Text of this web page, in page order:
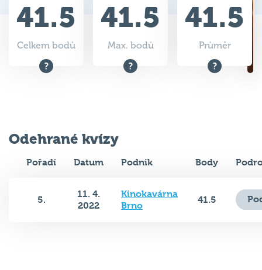
41.5
Celkem bodů
41.5
Max. bodů
41.5
Průměr
Odehrané kvízy
Pořadí Datum Podnik Body
5.
11. 4.
2022
Kinokavárna
Brno
41.5